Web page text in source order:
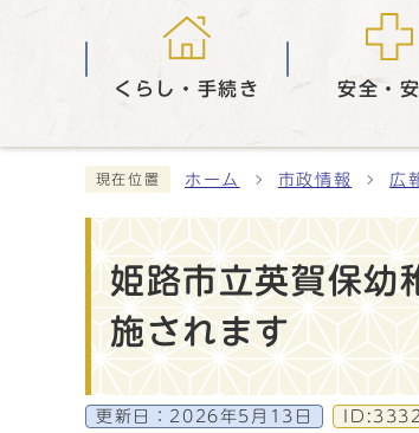
くらし・手続き 安全・
現在位置 ホーム 市政情報 広
姫路市立英賀保幼
施されます
更新日： 2026年5月13日